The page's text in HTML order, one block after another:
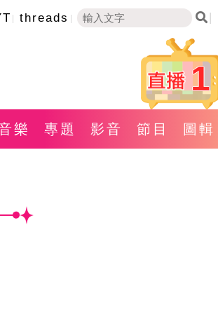
threads
1
樂 專題 影音 節目 圖輯